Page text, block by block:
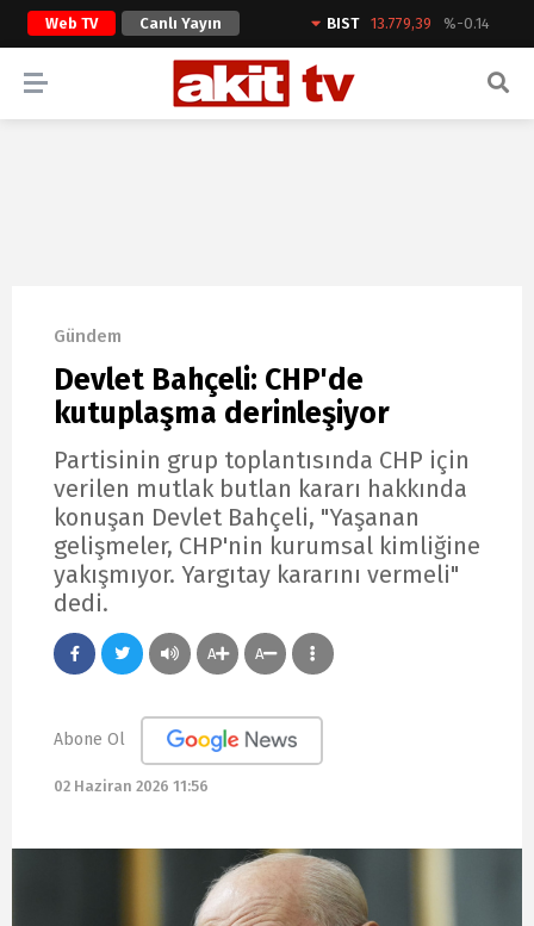
Web TV Canlı Yayın BIST 13.779,39 %-0.14
ARAMA YAP
Gündem
Devlet Bahçeli: CHP'de
kutuplaşma derinleşiyor
Partisinin grup toplantısında CHP için
verilen mutlak butlan kararı hakkında
konuşan Devlet Bahçeli, "Yaşanan
gelişmeler, CHP'nin kurumsal kimliğine
yakışmıyor. Yargıtay kararını vermeli"
dedi.
A A
Abone Ol
02 Haziran 2026 11:56